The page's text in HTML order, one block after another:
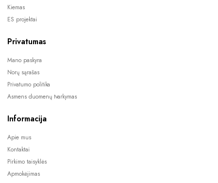
Kiemas
ES projektai
Privatumas
Mano paskyra
Norų sąrašas
Privatumo politika
Asmens duomenų tvarkymas
Informacija
Apie mus
Kontaktai
Pirkimo taisyklės
Apmokėjimas